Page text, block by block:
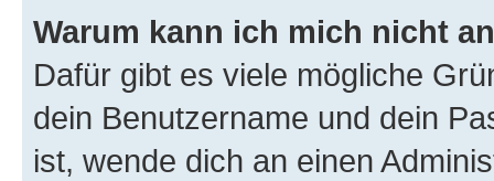
Warum kann ich mich nicht
Dafür gibt es viele mögliche
dein Benutzername und dein
ist, wende dich an einen